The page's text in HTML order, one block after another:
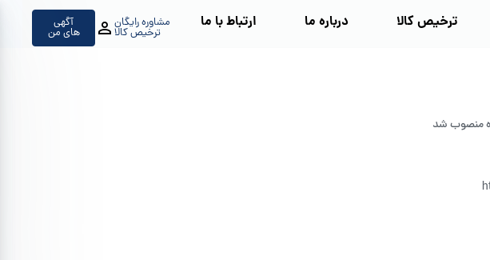
ترخیص کالا درباره ما ارتباط با ما مشاوره رایگان
ترخیص کالا
آگهی
های من
منصوب شد